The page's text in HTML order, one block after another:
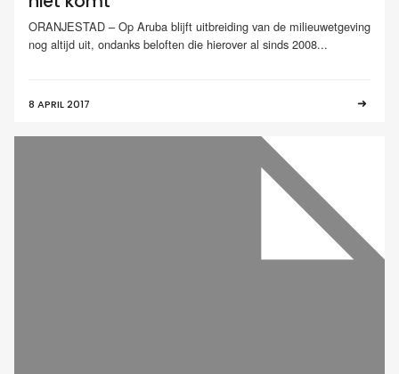
ORANJESTAD – Op Aruba blijft uitbreiding van de milieuwetgeving
nog altijd uit, ondanks beloften die hierover al sinds 2008...
8 APRIL 2017